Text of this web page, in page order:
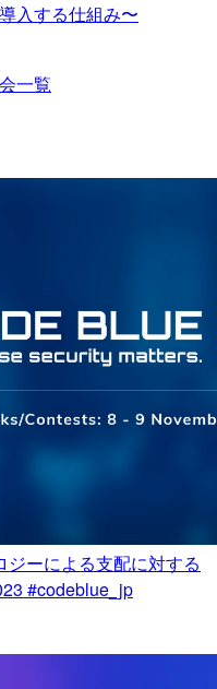
入する仕組み〜
一覧
ーによる支配に対する
#codeblue_jp